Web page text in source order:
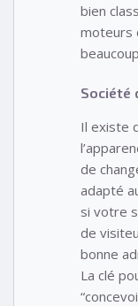
bien
moteurs
Société
Il existe
de
adapté
si votre
de
bonne
La clé